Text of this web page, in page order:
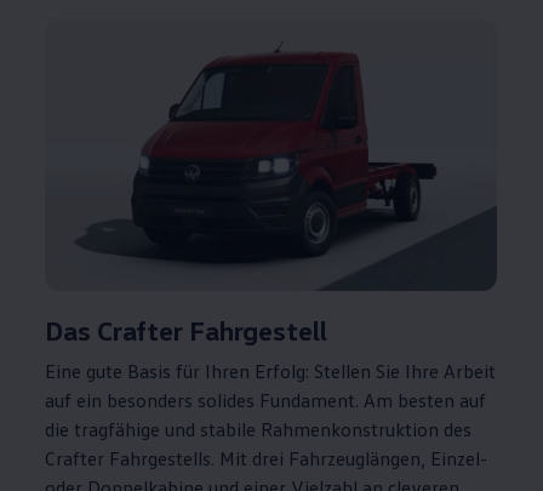
Das Crafter Fahrgestell
Eine gute Basis für Ihren Erfolg: Stellen Sie Ihre Arbeit
auf ein besonders solides Fundament. Am besten auf
die tragfähige und stabile Rahmenkonstruktion des
Crafter Fahrgestells. Mit drei Fahrzeuglängen, Einzel-